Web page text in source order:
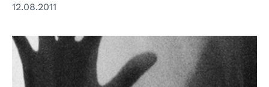
12.08.2011
© UN